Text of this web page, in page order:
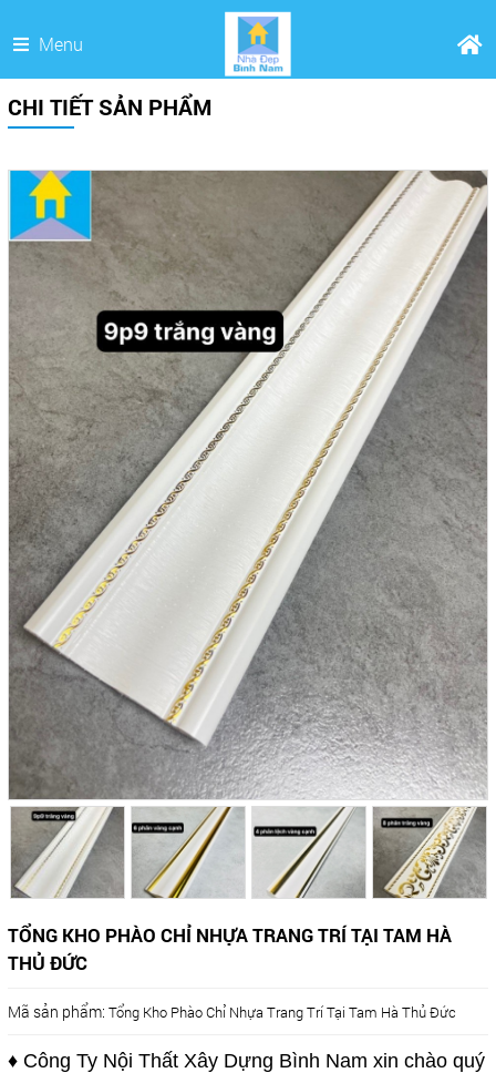
Menu
CHI TIẾT SẢN PHẨM
TỔNG KHO PHÀO CHỈ NHỰA TRANG TRÍ TẠI TAM HÀ
THỦ ĐỨC
Mã sản phẩm: Tổng Kho Phào Chỉ Nhựa Trang Trí Tại Tam Hà Thủ Đức
♦ Công Ty Nội Thất Xây Dựng Bình Nam xin chào quý